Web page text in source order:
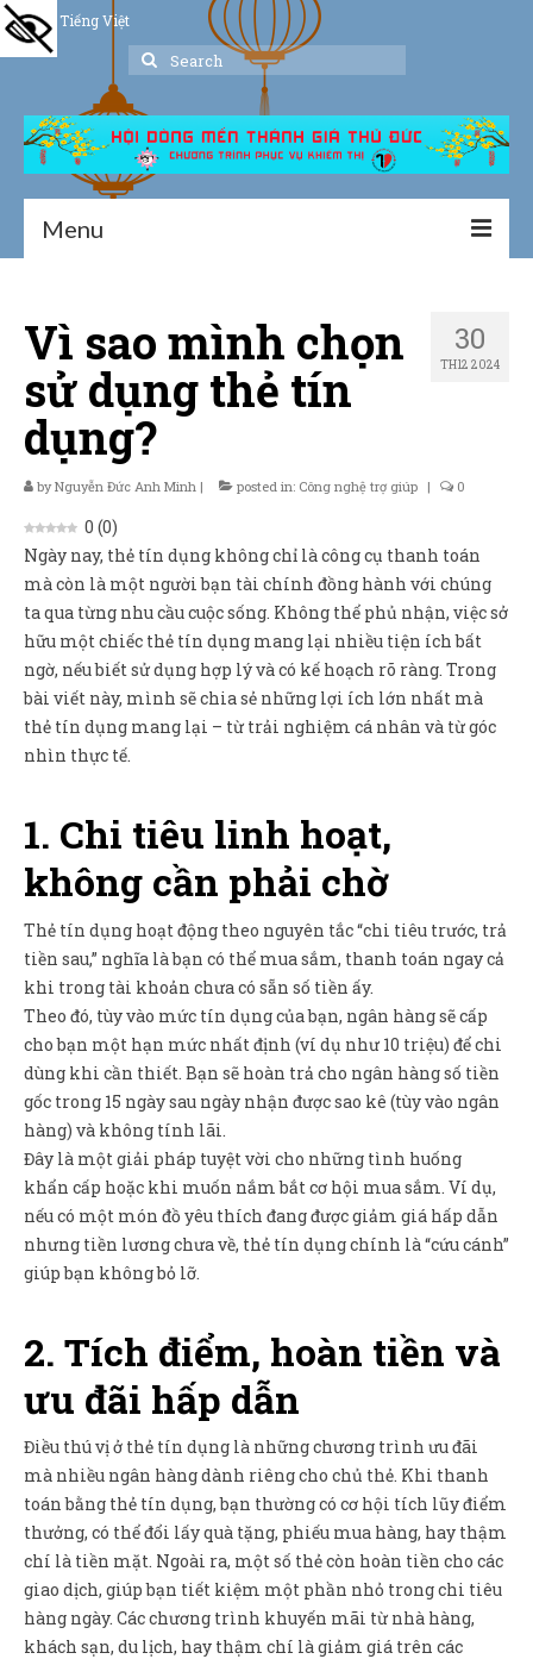
Tiếng Việt
Search
Menu
Giới thiệu
Hoạt động
Thư viện
Dịch vụ hỗ trợ
Sản Phẩm
Giúp đỡ
Liên hệ
30
TH12 2024
Vì sao mình chọn
sử dụng thẻ tín
dụng?
byNguyễn Đức Anh Minh | posted in: Công nghệ trợ giúp | 0
0 (0)
Ngày nay, thẻ tín dụng không chỉ là công cụ thanh toán
mà còn là một người bạn tài chính đồng hành với chúng
ta qua từng nhu cầu cuộc sống. Không thể phủ nhận, việc sở
hữu một chiếc thẻ tín dụng mang lại nhiều tiện ích bất
ngờ, nếu biết sử dụng hợp lý và có kế hoạch rõ ràng. Trong
bài viết này, mình sẽ chia sẻ những lợi ích lớn nhất mà
thẻ tín dụng mang lại – từ trải nghiệm cá nhân và từ góc
nhìn thực tế.
1. Chi tiêu linh hoạt,
không cần phải chờ
Thẻ tín dụng hoạt động theo nguyên tắc “chi tiêu trước, trả
tiền sau,” nghĩa là bạn có thể mua sắm, thanh toán ngay cả
khi trong tài khoản chưa có sẵn số tiền ấy.
Theo đó, tùy vào mức tín dụng của bạn, ngân hàng sẽ cấp
cho bạn một hạn mức nhất định (ví dụ như 10 triệu) để chi
dùng khi cần thiết. Bạn sẽ hoàn trả cho ngân hàng số tiền
gốc trong 15 ngày sau ngày nhận được sao kê (tùy vào ngân
hàng) và không tính lãi.
Đây là một giải pháp tuyệt vời cho những tình huống
khẩn cấp hoặc khi muốn nắm bắt cơ hội mua sắm. Ví dụ,
nếu có một món đồ yêu thích đang được giảm giá hấp dẫn
nhưng tiền lương chưa về, thẻ tín dụng chính là “cứu cánh”
giúp bạn không bỏ lỡ.
2. Tích điểm, hoàn tiền và
ưu đãi hấp dẫn
Điều thú vị ở thẻ tín dụng là những chương trình ưu đãi
mà nhiều ngân hàng dành riêng cho chủ thẻ. Khi thanh
toán bằng thẻ tín dụng, bạn thường có cơ hội tích lũy điểm
thưởng, có thể đổi lấy quà tặng, phiếu mua hàng, hay thậm
chí là tiền mặt. Ngoài ra, một số thẻ còn hoàn tiền cho các
giao dịch, giúp bạn tiết kiệm một phần nhỏ trong chi tiêu
hàng ngày. Các chương trình khuyến mãi từ nhà hàng,
khách sạn, du lịch, hay thậm chí là giảm giá trên các